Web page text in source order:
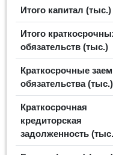
Итого капитал (тыс.)
Итого
обязательств (тыс.)
Краткосрочные
обязательства (тыс.)
Краткосрочная
кредиторская
задолженность